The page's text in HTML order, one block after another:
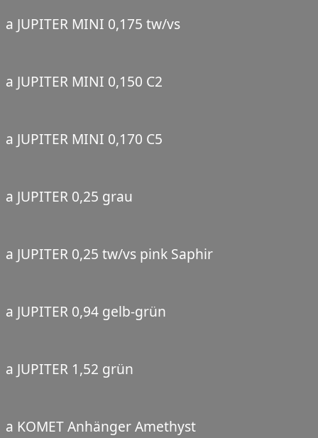
a JUPITER MINI 0,175 tw/vs
a JUPITER MINI 0,150 C2
a JUPITER MINI 0,170 C5
a JUPITER 0,25 grau
a JUPITER 0,25 tw/vs pink Saphir
a JUPITER 0,94 gelb-grün
a JUPITER 1,52 grün
a KOMET Anhänger Amethyst